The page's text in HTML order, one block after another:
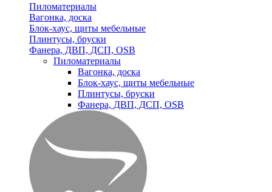
Пиломатериалы
Вагонка, доска
Блок-хаус, щиты мебельные
Плинтусы, бруски
Фанера, ДВП, ДСП, OSB
Пиломатериалы
Вагонка, доска
Блок-хаус, щиты мебельные
Плинтусы, бруски
Фанера, ДВП, ДСП, OSB